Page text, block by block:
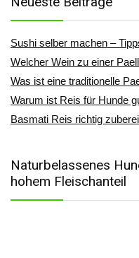
Sushi selber machen –
Welcher Wein zu einer
Was ist eine traditionelle
Warum ist Reis für Hunde
Basmati Reis richtig
Naturbelassenes
hohem Fleischanteil